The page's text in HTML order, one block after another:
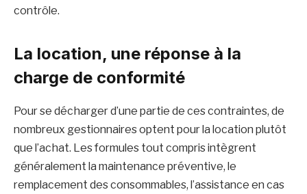
contrôle.
La location, une réponse à la
charge de conformité
Pour se décharger d’une partie de ces contraintes, de
nombreux gestionnaires optent pour la location plutôt
que l’achat. Les formules tout compris intègrent
généralement la maintenance préventive, le
remplacement des consommables, l’assistance en cas